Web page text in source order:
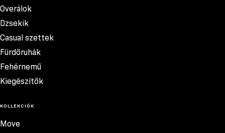
Overálok
Dzsekik
Casual szettek
Fürdőruhák
Fehérnemű
Kiegészítők
KOLLEKCIÓK
Move